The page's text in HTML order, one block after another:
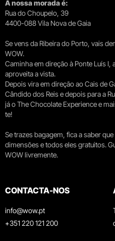
A nossa morada é:
Rua do Choupelo, 39
4400-088 Vila Nova de Gaia
Se vens da Ribeira do Porto, vais
WOW.
Caminha em direção à Ponte Luís I,
aproveita a vista.
Depois vira em direção ao Cais de
Cândido dos Reis e depois para a
já o The Chocolate Experience e
te!
Se trazes bagagem, fica a saber
dimensões e todos eles gratuitos.
WOW livremente.
CONTACTA-NOS
info@wow.pt
+351 220 121 200